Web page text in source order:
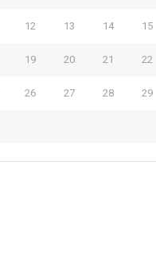
12 13 14 15
19 20 21 22
26 27 28 29